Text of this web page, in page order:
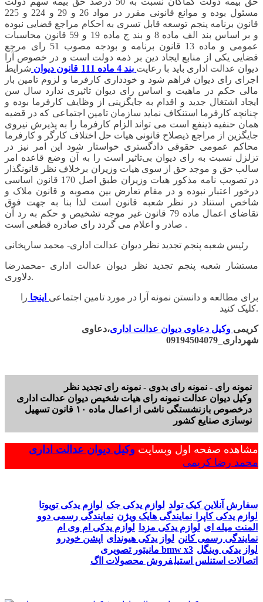
مسئول بوده و موانع قانونی مقرر در مواد 26 و 29 و 224 و 225
قانون برنامه پنجم توسعه قابل تسری به احکام مراجع قضایی نبوده
و بر اساس بند الف ماده 8 و بند ج ماده 19 و 59 قانون محاسبات
عمومی و ماده 13 قانون برنامه و بودجه مصوب 51 رای مرجع
قضایی یکی از منابع ایجاد دین بر ذمه دولت است و در خصوص آرا
دیوان عدالت اداری باید با رعایت بند 4 ماده 111 قانون دیوان
شرایط
اجرای رای دیوان فراهم شود و خودداری کارفرما و لزوم تامین بار
مالی حکم در ماهیت و اساس رای دیوان تاثیری ندارد سال سن
ایجاد اشتغال جدید و اقدام به جایگزینی از وظایف کارفرما بوده و
چنانچه کارفرما استنکاف نماید سازمان تامین اجتماعی که در قضیه
همان حنفیه ذینفع است می تواند الزام کارفرما را به پذیرش نیروی
جایگزین از مراجع ذیصلاح قانونی هیات حل اختلاف کارگر و کارفرما
محاکم عمومی حقوقی دادگستری خواستار شود این امر نیز در
تزلزل نسبت به رای دیوان بی‌تاثیر است را به آن وضع قاعده امر
سالب حق و موجد حق از سوی هیات وزیران برخلاف نظر قانونگذار
در تصویب نامه مذکور هیات وزیران طبق اصل 170 قانون اساسی
درخور اعتبار نبوده و در مقام تعارض بین مصوبه و قانون ملاک و
شاخص استناد در نظر شعبه قانون است لذا بنا به جهت فوق
تقاضای اعمال ماده 79 قانون غیر موجه تشخیص و حکم به رد آن
صادر و اعلام می گردد رای صادره قطعی است .
رئیس شعبه پنجم تجدید نظر دیوان عدالت اداری- محمد ساریخانی
مستشار شعبه پنجم تجدید نظر دیوان عدالت اداری -محمدرضا
دلاوری.
برای مطالعه و دانستن نمونه آرا در مورد تامین اجتماعی اینجا را
کلیک کنید.
کریمی وکیل دعاوی دیوان عدالت اداری،دعاوی
شهرداری_09194504079
نمونه رای - نمونه رای بدوی - نمونه رای تجدید نظر
وکیل دیوان عدالت نمونه رای هیات شخیص دیوان عدالت اداری
درخصوص بازنشستگی ناشی از اعمال ماده ۱۰ قانون تسهیل
نوسازی صنایع کشور
مشاهده صفحه اول وبسایت وکیل دیوان عدالت اداری
محمد رضا کریمی
سفارش آنلاین کیک تولد لوازم یدکی جک لوازم یدکی تویوتا
لوازم یدکی کاپرا
نمایندگی هایک ویژن نمایندگی رسمی دوو
المنت میله ای لوازم یدکی مزدا
لوازم یدکی ام وی ام
نمایندگی رسمی کانن لواز یدکی هیوندای
اپشن خودرو
مانیتور تصویری bmw x3 لواز یدکی وینگل
اتصالات استنلس استیلفروش محصولات ااگ